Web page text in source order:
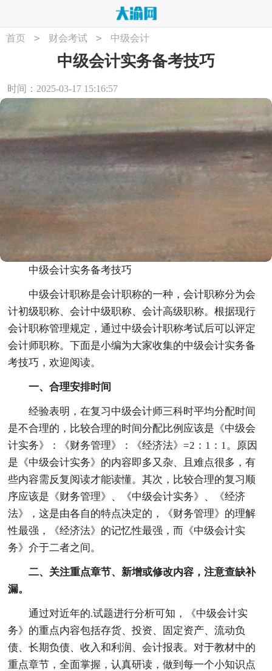
首页 > 财会考试 > 中级会计
中级会计实务备考技巧
时间：2025-03-17 15:16:57
中级会计实务备考技巧
中级会计职称是会计职称的一种，会计职称分为会
计初级职称、会计中级职称、会计高级职称。根据现行
会计职称管理规定，通过中级会计职称考试后可以评定
会计师职称。下面是小编为大家收集的中级会计实务备
考技巧，欢迎阅读。
一、合理安排时间
经验表明，在复习中级会计师三科时平均分配时间
是不合理的，比较合理的时间分配比例应该是《中级会
计实务》：《财务管理》：《经济法》=2：1：1。原因
是《中级会计实务》的内容即多又杂、且难点很多，有
些内容需反复阅读才能读懂。其次，比较合理的复习顺
序应该是《财务管理》、《中级会计实务》、《经济
法》，这是由各自的特点决定的，《财务管理》的理解
性最强，《经济法》的记忆性最强，而《中级会计实
务》介于二者之间。
二、关注重点章节、新增或修改内容，注意查缺补
漏。
通过对近年的.试题进行分析可知，《中级会计实
务》的重点内容包括存货、投资、固定资产、流动负
债、长期负债、收入和利润、会计报表。对于教材中的
重点章节，全面掌握，认真研读，做到每一个小知识点